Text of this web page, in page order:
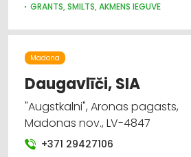
GRANTS, SMILTS, AKMENS IEGUVE
Madona
Daugavlīči, SIA
"Augstkalni", Aronas pagasts,
Madonas nov., LV-4847
+371 29427106